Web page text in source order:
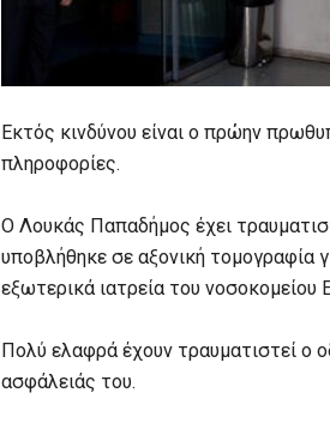
Εκτός κινδύνου είναι ο πρώην
πληροφορίες.
Ο Λουκάς Παπαδήμος έχει
υποβλήθηκε σε αξονική τομογραφία
εξωτερικά ιατρεία του νοσοκομείου
Πολύ ελαφρά έχουν τραυματιστεί ο
ασφάλειάς του.